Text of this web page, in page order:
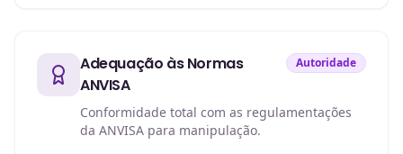
Adequação às Normas
ANVISA
Autoridade
Conformidade total com as regulamentações
da ANVISA para manipulação.